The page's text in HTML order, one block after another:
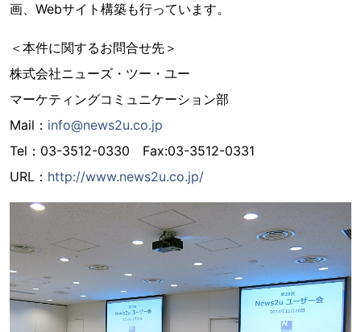
画、Webサイト構築も行っています。
＜本件に関するお問合せ先＞
株式会社ニューズ・ツー・ユー
マーケティングコミュニケーション部
Mail： info@news2u.co.jp
Tel：03-3512-0330 Fax:03-3512-0331
URL： http://www.news2u.co.jp/